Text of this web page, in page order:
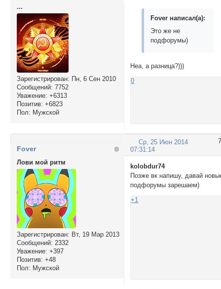
...
Зарегистрирован: Пн, 6 Сен 2010
Сообщений: 7752
Уважение: +6313
Позитив: +6823
Пол: Мужской
Fover написал(а):
Это же не
подфорумы)
Неа, а разница?)))
0
7
Ср, 25 Июн 2014
07:31:14
Fover
Лови мой ритм
Зарегистрирован: Вт, 19 Мар 2013
Сообщений: 2332
Уважение: +397
Позитив: +48
Пол: Мужской
kolobdur74
Позже вк напишу, давай
подфорумы зарешаем)
+1